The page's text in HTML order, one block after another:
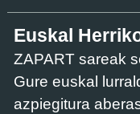
Euskal
ZAPART sareak
Gure euskal
azpiegitura